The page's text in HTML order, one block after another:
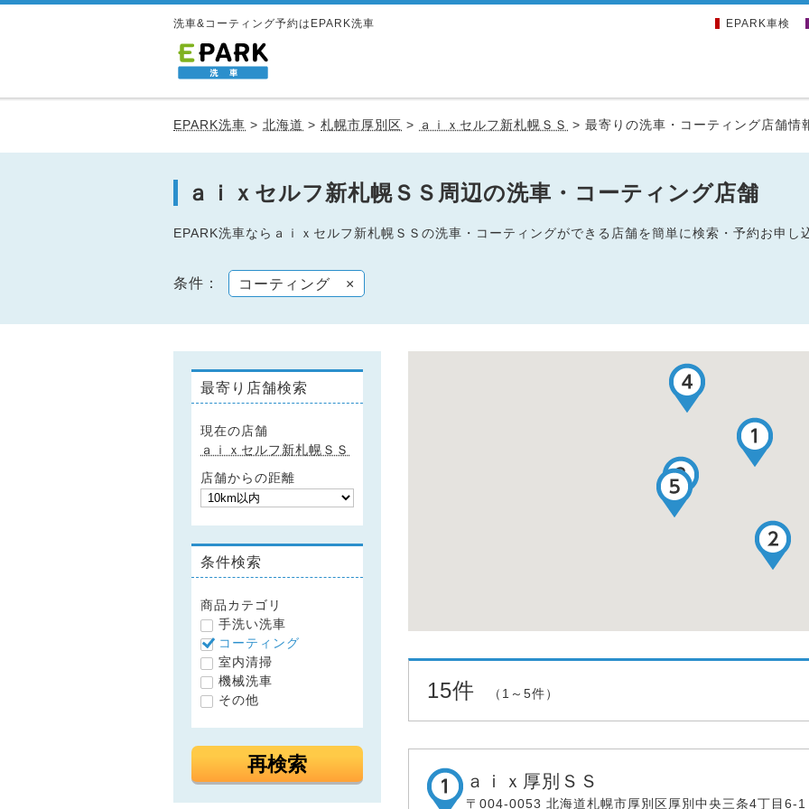
洗車&コーティング予約はEPARK洗車 EPARK車検
EPARK洗車 > 北海道 > 札幌市厚別区 > ａｉｘセルフ新札幌ＳＳ > 最寄りの洗車・コーティング店舗情
ａｉｘセルフ新札幌ＳＳ周辺の洗車・コーティング店舗
EPARK洗車ならａｉｘセルフ新札幌ＳＳの洗車・コーティングができる店舗を簡単に検索・予約お申し
条件： コーティング ×
最寄り店舗検索
現在の店舗
ａｉｘセルフ新札幌ＳＳ
店舗からの距離
条件検索
商品カテゴリ
手洗い洗車
コーティング
室内清掃
機械洗車
その他
再検索
15件 （1～5件）
ａｉｘ厚別ＳＳ
〒004-0053 北海道札幌市厚別区厚別中央三条4丁目6-1